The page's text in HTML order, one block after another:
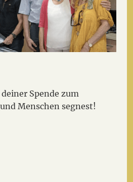
Spende zum
Menschen segnest!